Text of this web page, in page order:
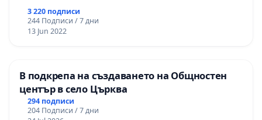
3 220 подписи
244 Подписи / 7 дни
13 Jun 2022
В подкрепа на създаването на Общностен
център в село Църква
294 подписи
204 Подписи / 7 дни